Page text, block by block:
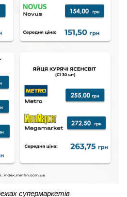
супермаркетів